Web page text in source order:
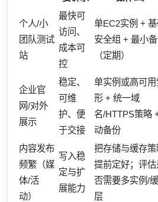
个人/小
团队测试
站
最快可
访问、
成本可
控
单EC2实例 +
安全组 + 最小
（定期）
企业官
网/对外
展示
稳定、
可维
护、便
于交接
单实例或高可用
形 + 统一域
名/HTTPS策略
动备份
内容发布
频繁（媒
体/活
动）
写入稳
定与扩
展能力
把存储与缓存策
提前定好；评估
否需要多实例/
层